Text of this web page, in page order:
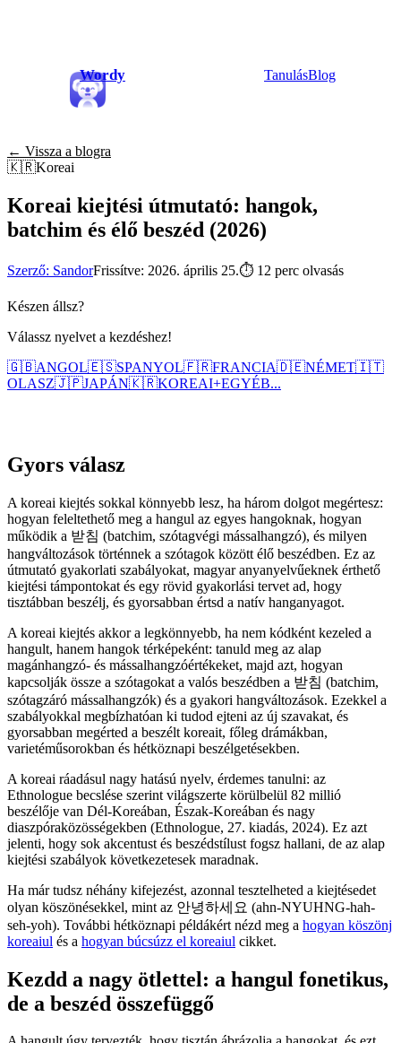
Wordy TanulásBlog
← Vissza a blogra
🇰🇷Koreai
Koreai kiejtési útmutató: hangok,
batchim és élő beszéd (2026)
Szerző: SandorFrissítve: 2026. április 25.⏱ 12 perc olvasás
Készen állsz?
Válassz nyelvet a kezdéshez!
🇬🇧ANGOL🇪🇸SPANYOL🇫🇷FRANCIA🇩🇪NÉMET🇮🇹
OLASZ🇯🇵JAPÁN🇰🇷KOREAI+EGYÉB...
Gyors válasz
A koreai kiejtés sokkal könnyebb lesz, ha három dolgot megértesz:
hogyan feleltethető meg a hangul az egyes hangoknak, hogyan
működik a 받침 (batchim, szótagvégi mássalhangzó), és milyen
hangváltozások történnek a szótagok között élő beszédben. Ez az
útmutató gyakorlati szabályokat, magyar anyanyelvűeknek érthető
kiejtési támpontokat és egy rövid gyakorlási tervet ad, hogy
tisztábban beszélj, és gyorsabban értsd a natív hanganyagot.
A koreai kiejtés akkor a legkönnyebb, ha nem kódként kezeled a
hangult, hanem hangok térképeként: tanuld meg az alap
magánhangzó- és mássalhangzóértékeket, majd azt, hogyan
kapcsolják össze a szótagokat a valós beszédben a 받침 (batchim,
szótagzáró mássalhangzók) és a gyakori hangváltozások. Ezekkel a
szabályokkal megbízhatóan ki tudod ejteni az új szavakat, és
gyorsabban megérted a beszélt koreait, főleg drámákban,
varietéműsorokban és hétköznapi beszélgetésekben.
A koreai ráadásul nagy hatású nyelv, érdemes tanulni: az
Ethnologue becslése szerint világszerte körülbelül 82 millió
beszélője van Dél-Koreában, Észak-Koreában és nagy
diaszpóraközösségekben (Ethnologue, 27. kiadás, 2024). Ez azt
jelenti, hogy sok akcentust és beszédstílust fogsz hallani, de az alap
kiejtési szabályok következetesek maradnak.
Ha már tudsz néhány kifejezést, azonnal tesztelheted a kiejtésedet
olyan köszönésekkel, mint az 안녕하세요 (ahn-NYUHNG-hah-
seh-yoh). További hétköznapi példákért nézd meg a hogyan köszönj
koreaiul és a hogyan búcsúzz el koreaiul cikket.
Kezdd a nagy ötlettel: a hangul fonetikus,
de a beszéd összefüggő